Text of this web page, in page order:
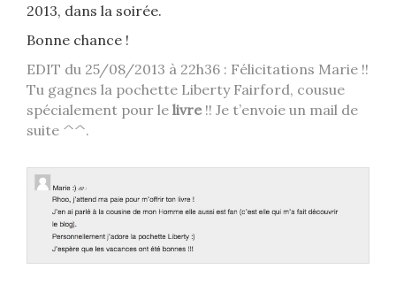
2013, dans la soirée.
Bonne chance !
EDIT du 25/08/2013 à 22h36 : Félicitations Marie !!
Tu gagnes la pochette Liberty Fairford, cousue
spécialement pour le livre !! Je t’envoie un mail de
suite ^^.